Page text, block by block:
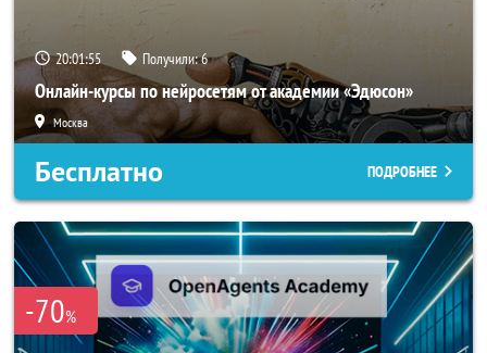
20:01:54 Получили:6
Онлайн-курсы по нейросетям от академии «Эдюсон»
Москва
Бесплатно ПОДРОБНЕЕ
-70%